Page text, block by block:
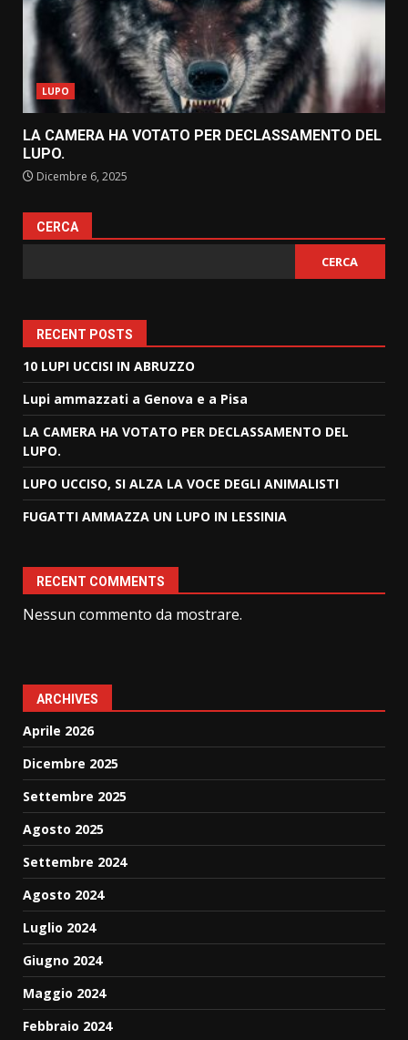
LUPO
LA CAMERA HA VOTATO PER DECLASSAMENTO DEL
LUPO.
Dicembre 6, 2025
CERCA
CERCA
RECENT POSTS
10 LUPI UCCISI IN ABRUZZO
Lupi ammazzati a Genova e a Pisa
LA CAMERA HA VOTATO PER DECLASSAMENTO DEL
LUPO.
LUPO UCCISO, SI ALZA LA VOCE DEGLI ANIMALISTI
FUGATTI AMMAZZA UN LUPO IN LESSINIA
RECENT COMMENTS
Nessun commento da mostrare.
ARCHIVES
Aprile 2026
Dicembre 2025
Settembre 2025
Agosto 2025
Settembre 2024
Agosto 2024
Luglio 2024
Giugno 2024
Maggio 2024
Febbraio 2024